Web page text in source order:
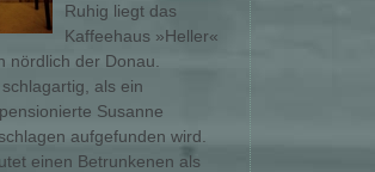
Ruhig liegt das
Kaffeehaus »Heller«
nördlich der Donau.
als ein
Susanne
aufgefunden wird.
einen Betrunkenen als